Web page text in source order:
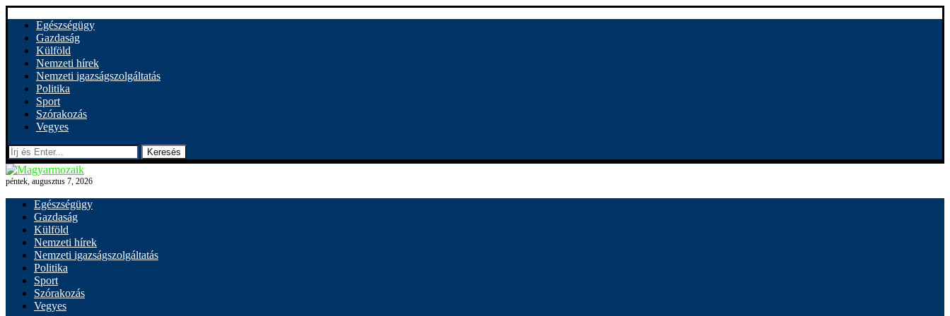
Egészségügy
Gazdaság
Külföld
Nemzeti hírek
Nemzeti igazságszolgáltatás
Politika
Sport
Szórakozás
Vegyes
Keresés
péntek, augusztus 7, 2026
Egészségügy
Gazdaság
Külföld
Nemzeti hírek
Nemzeti igazságszolgáltatás
Politika
Sport
Szórakozás
Vegyes